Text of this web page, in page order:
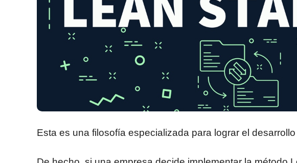
Esta es una filosofía especializada para lograr el